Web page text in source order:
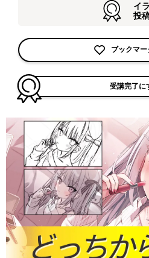
イ
投
ブックマ
受講完了に